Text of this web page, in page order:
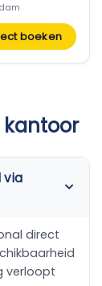
boeken
kantoor
via
direct
verloopt